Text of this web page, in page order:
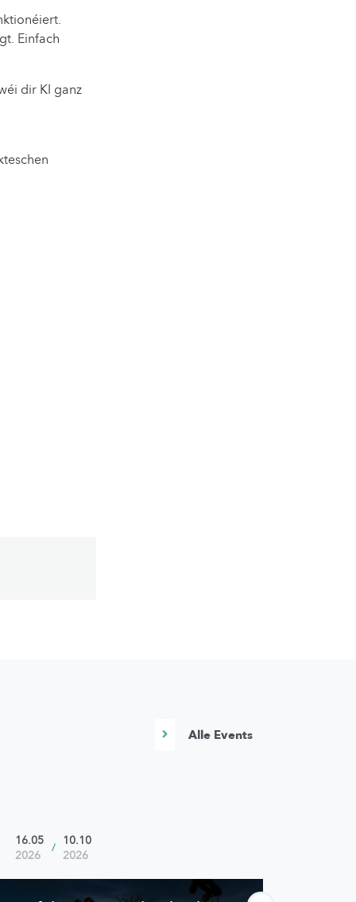
Einfach
dir KI ganz
Alle Events
16.05
2026
/
10.10
2026